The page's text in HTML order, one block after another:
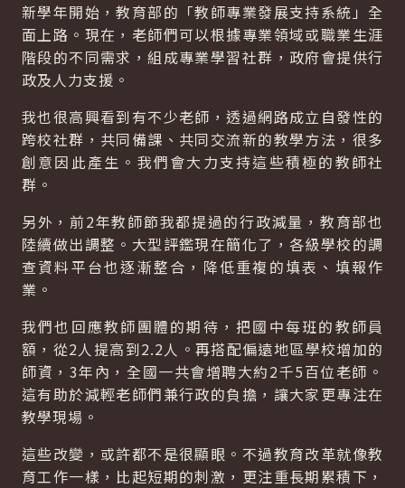
新學年開始，教育部的「教師專業發展支持系統」全
面上路。現在，老師們可以根據專業領域或職業生涯
階段的不同需求，組成專業學習社群，政府會提供行
政及人力支援。
我也很高興看到有不少老師，透過網路成立自發性的
跨校社群，共同備課、共同交流新的教學方法，很多
創意因此產生。我們會大力支持這些積極的教師社
群。
另外，前2年教師節我都提過的行政減量，教育部也
陸續做出調整。大型評鑑現在簡化了，各級學校的調
查資料平台也逐漸整合，降低重複的填表、填報作
業。
我們也回應教師團體的期待，把國中每班的教師員
額，從2人提高到2.2人。再搭配偏遠地區學校增加的
師資，3年內，全國一共會增聘大約2千5百位老師。
這有助於減輕老師們兼行政的負擔，讓大家更專注在
教學現場。
這些改變，或許都不是很顯眼。不過教育改革就像教
育工作一樣，比起短期的刺激，更注重長期累積下，